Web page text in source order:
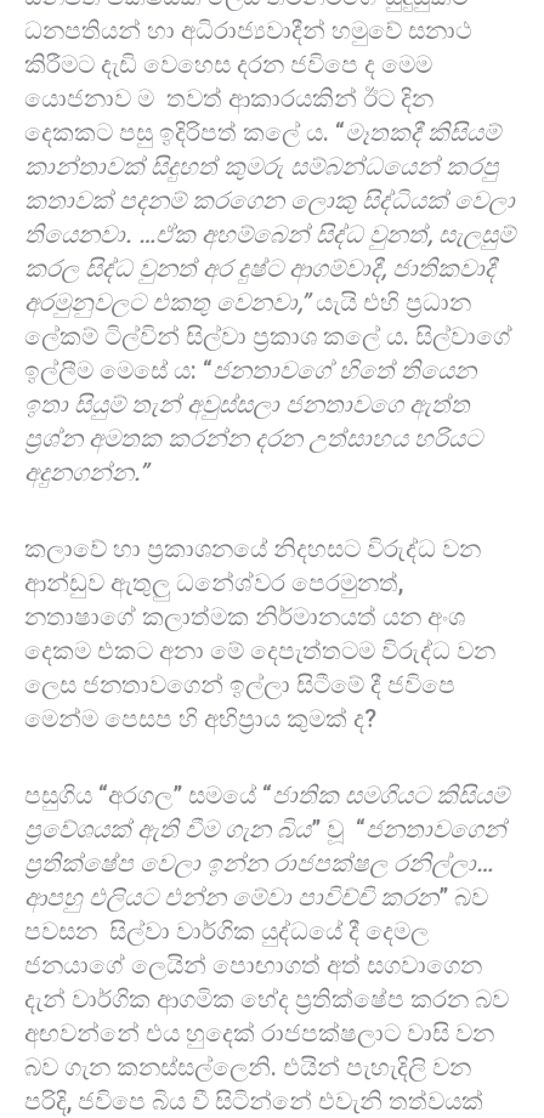
ධනපතියන් හා අධිරාජ්‍යවාදීන් හමුවේ සනාථ
කිරීමට දැඩි වෙහෙස දරන ජවිපෙ ද මෙම
යොජනාව ම තවත් ආකාරයකින් ඊට දින
දෙකකට පසු ඉදිරිපත් කලේ ය. “මෑතකදී කිසියම්
කාන්තාවක් සිදුහත් කුමරු සම්බන්ධයෙන් කරපු
කතාවක් පදනම් කරගෙන ලොකු සිද්ධියක් වෙලා
තියෙනවා. …ඒක අහම්බෙන් සිද්ධ වුනත්, සැලසුම්
කරල සිද්ධ වුනත් අර දුෂ්ට ආගම්වාදී, ජාතිකවාදී
අරමුනුවලට එකතු වෙනවා,”යැයි එහි ප්‍රධාන
ලේකම් ටිල්වින් සිල්වා ප්‍රකාශ කලේ ය. සිල්වාගේ
ඉල්ලීම මෙසේ ය: “ජනතාවගේ හිතේ තියෙන
ඉතා සියුම් තැන් අවුස්සලා ජනතාවගෙ ඇත්ත
ප්‍රශ්න අමතක කරන්න දරන උත්සාහය හරියට
අදුනගන්න.”
කලාවේ හා ප්‍රකාශන⁣යේ නිදහසට විරුද්ධ වන
ආන්ඩුව ඇතුලු ධනේශ්වර පෙරමුනත්,
නතාෂාගේ කලාත්මක නිර්මානයත් යන අංශ
දෙකම එකට අනා මේ දෙපැත්තටම විරුද්ධ වන
ලෙස ජනතාවගෙන් ඉල්ලා සිටීමේ දී ජවිපෙ
මෙන්ම පෙසප හි අභිප්‍රාය කුමක් ද?
පසුගිය “අරගල” සමයේ “ජාතික සමගියට කිසියම්
ප්‍රවේශයක් ඇති වීම ගැන බිය” වූ “ජනතාවගෙන්
ප්‍රතික්ෂේප වෙලා ඉන්න රාජපක්ෂල රනිල්ලා…
ආපහු එලියට එන්න මේවා පාවිච්චි කරන” බව
පවසන සිල්වා වාර්ගික යුද්ධයේ දී දෙමල
ජනයාගේ ලෙයින් පොඟාගත් අත් සගවාගෙන
දැන් වාර්ගික ආගමික භේද ප්‍රතික්ෂේප කරන බව
අඟවන්නේ එය හුදෙක් රාජපක්ෂලාට වාසි වන
බව ගැන කනස්සල්ලෙනි. එයින් පැහැදිලි වන
පරිදි, ජවිපෙ බිය වී සිටින්නේ එවැනි තත්වයක්